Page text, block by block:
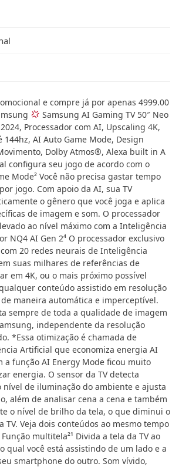
e compre já por apenas 4999.00
Samsung AI Gaming TV 50″ Neo
Processador com AI, Upscaling 4K,
144hz, AI Auto Game Mode, Design
Dolby Atmos®, Alexa built in A
configura seu jogo de acordo com o
Mode² Você não precisa gastar tempo
jogo. Com apoio da AI, sua TV
o gênero que você joga e aplica
de imagem e som. O processador
ao nível máximo com a Inteligência
NQ4 AI Gen 2⁴ O processador exclusivo
20 redes neurais de Inteligência
suas milhares de referências de
em 4K, ou o mais próximo possível
conteúdo assistido em resolução
maneira automática e imperceptível.
sempre de toda a qualidade de imagem
independente da resolução
*Essa otimização é chamada de
Artificial que economiza energia AI
a função AI Energy Mode ficou muito
energia. O sensor da TV detecta
de iluminação do ambiente e ajusta
além de analisar cena a cena e também
o nível de brilho da tela, o que diminui o
TV. Veja dois conteúdos ao mesmo tempo
multitela²¹ Divida a tela da TV ao
qual você está assistindo de um lado e a
smartphone do outro. Som vívido,